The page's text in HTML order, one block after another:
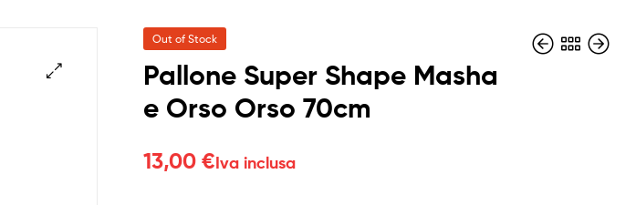
Out of Stock
Pallone Super Shape Masha
e Orso Orso 70cm
13,00€Iva inclusa